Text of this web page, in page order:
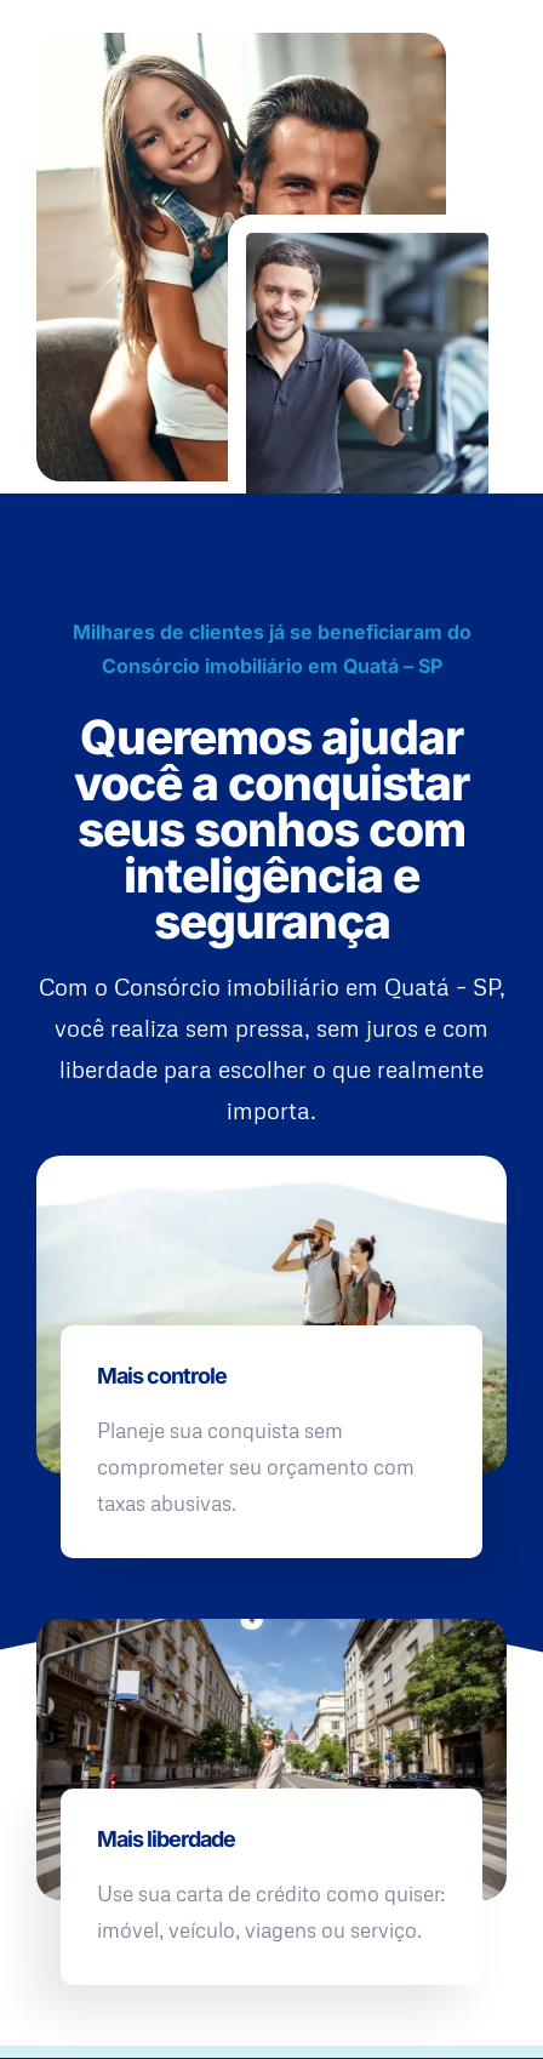
Milhares de clientes já se beneficiaram do
Consórcio imobiliário em Quatá – SP
Queremos ajudar
você a conquistar
seus sonhos com
inteligência e
segurança
Com o Consórcio imobiliário em Quatá – SP,
você realiza sem pressa, sem juros e com
liberdade para escolher o que realmente
importa.
Mais controle
Planeje sua conquista sem
comprometer seu orçamento com
taxas abusivas.
Mais liberdade
Use sua carta de crédito como quiser:
imóvel, veículo, viagens ou serviço.